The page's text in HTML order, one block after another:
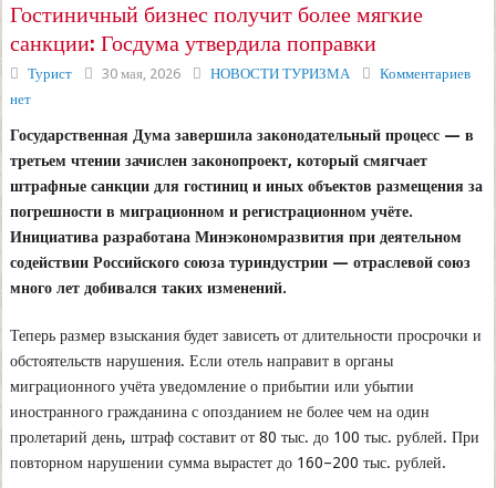
Гостиничный бизнес получит более мягкие
санкции: Госдума утвердила поправки
Турист 30 мая, 2026 НОВОСТИ ТУРИЗМА
Комментариев
нет
Государственная Дума завершила законодательный процесс — в
третьем чтении зачислен законопроект, который смягчает
штрафные санкции для гостиниц и иных объектов размещения за
погрешности в миграционном и регистрационном учёте.
Инициатива разработана Минэкономразвития при деятельном
содействии Российского союза туриндустрии — отраслевой союз
много лет добивался таких изменений.
Теперь размер взыскания будет зависеть от длительности просрочки и
обстоятельств нарушения. Если отель направит в органы
миграционного учёта уведомление о прибытии или убытии
иностранного гражданина с опозданием не более чем на один
пролетарий день, штраф составит от 80 тыс. до 100 тыс. рублей. При
повторном нарушении сумма вырастет до 160–200 тыс. рублей.